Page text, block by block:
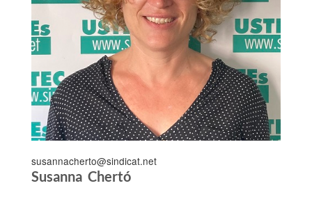
susannacherto@sindicat.net
Susanna Chertó